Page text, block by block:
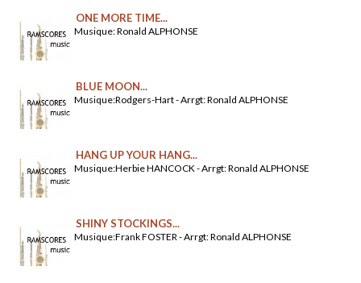
ONE MORE TIME...
Musique: Ronald ALPHONSE
BLUE MOON...
Musique:Rodgers-Hart - Arrgt: Ronald ALPHONSE
HANG UP YOUR HANG...
Musique:Herbie HANCOCK - Arrgt: Ronald ALPHONSE
SHINY STOCKINGS...
Musique:Frank FOSTER - Arrgt: Ronald ALPHONSE